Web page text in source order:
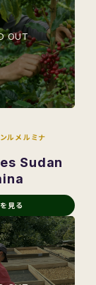
ルメ ルミナ
Sudan
見る